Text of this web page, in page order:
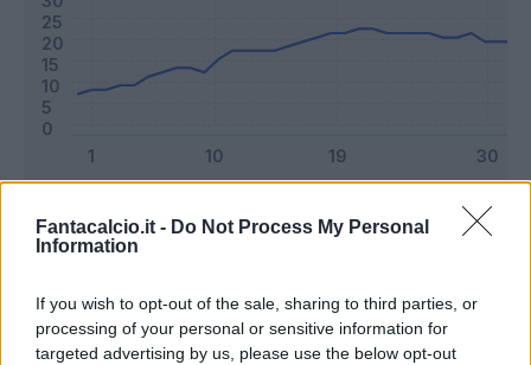
Fantacalcio.it - Do Not Process My Personal
Information
If you wish to opt-out of the sale, sharing to third parties, or
processing of your personal or sensitive information for
targeted advertising by us, please use the below opt-out
Riepilogo stagione
Titolare 31 - 81